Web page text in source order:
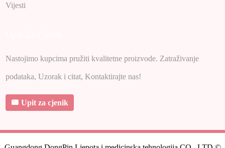
Vijesti
Nastojimo kupcima pružiti kvalitetne proizvode. Zatraživanje
podataka, Uzorak i citat, Kontaktirajte nas!
Upit za cjenik